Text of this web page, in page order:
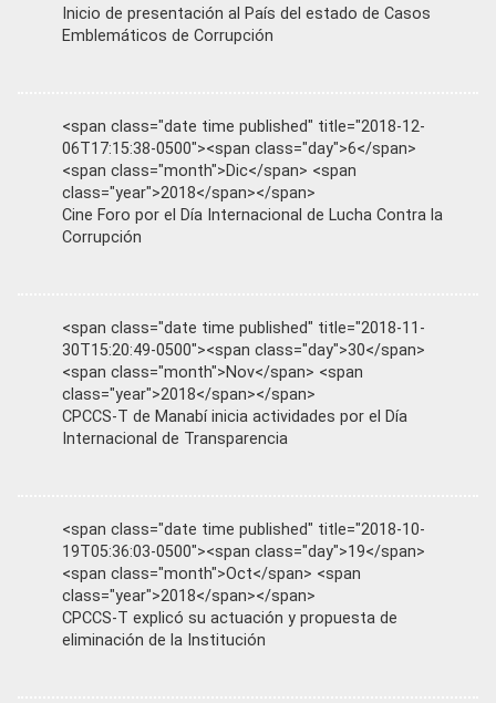
Inicio de presentación al País del estado de Casos
Emblemáticos de Corrupción
<span class="date time published" title="2018-12-
06T17:15:38-0500"><span class="day">6</span>
<span class="month">Dic</span> <span
class="year">2018</span></span>
Cine Foro por el Día Internacional de Lucha Contra la
Corrupción
<span class="date time published" title="2018-11-
30T15:20:49-0500"><span class="day">30</span>
<span class="month">Nov</span> <span
class="year">2018</span></span>
CPCCS-T de Manabí inicia actividades por el Día
Internacional de Transparencia
<span class="date time published" title="2018-10-
19T05:36:03-0500"><span class="day">19</span>
<span class="month">Oct</span> <span
class="year">2018</span></span>
CPCCS-T explicó su actuación y propuesta de
eliminación de la Institución